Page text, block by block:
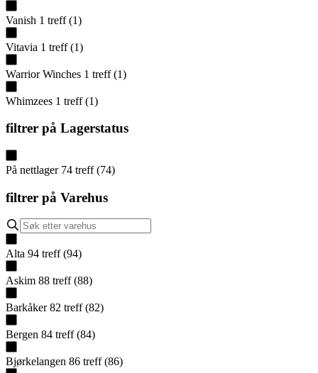
Vanish 1 treff (1)
Vitavia 1 treff (1)
Warrior Winches 1 treff (1)
Whimzees 1 treff (1)
filtrer på Lagerstatus
På nettlager 74 treff (74)
filtrer på Varehus
Alta 94 treff (94)
Askim 88 treff (88)
Barkåker 82 treff (82)
Bergen 84 treff (84)
Bjørkelangen 86 treff (86)